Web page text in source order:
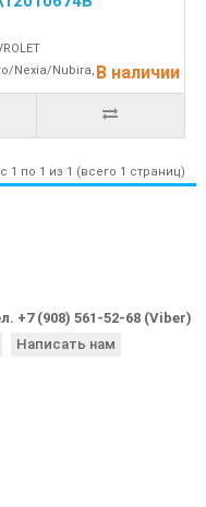
Nexia/Nubira, ..В наличии
1 по 1 из 1 (всего 1 страниц)
+7 (908) 561-52-68 (Viber)
Написать нам